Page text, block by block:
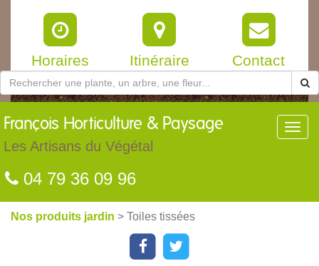
Horaires Itinéraire Contact
François Horticulture & Paysage
Les Artisans du Végétal
04 79 36 09 96
Nos produits jardin > Toiles tissées